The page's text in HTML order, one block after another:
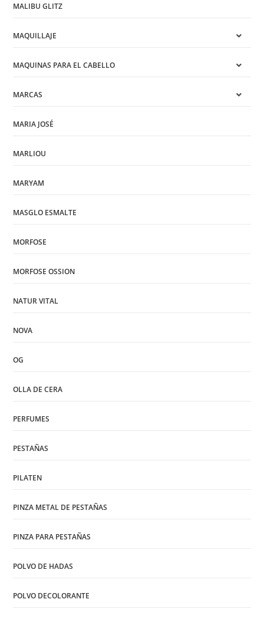
MALIBU GLITZ
MAQUILLAJE
MAQUINAS PARA EL CABELLO
MARCAS
MARIA JOSÉ
MARLIOU
MARYAM
MASGLO ESMALTE
MORFOSE
MORFOSE OSSION
NATUR VITAL
NOVA
OG
OLLA DE CERA
PERFUMES
PESTAÑAS
PILATEN
PINZA METAL DE PESTAÑAS
PINZA PARA PESTAÑAS
POLVO DE HADAS
POLVO DECOLORANTE